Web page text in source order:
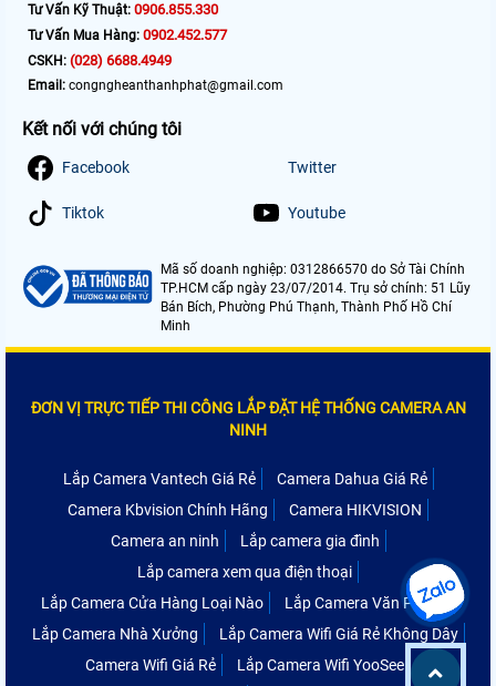
Tư Vấn Kỹ Thuật: 0906.855.330
Tư Vấn Mua Hàng: 0902.452.577
CSKH: (028) 6688.4949
Email: congngheanthanhphat@gmail.com
Kết nối với chúng tôi
Facebook Twitter
Tiktok Youtube
Mã số doanh nghiệp: 0312866570 do Sở Tài Chính
TP.HCM cấp ngày 23/07/2014. Trụ sở chính: 51 Lũy
Bán Bích, Phường Phú Thạnh, Thành Phố Hồ Chí
Minh
ĐƠN VỊ TRỰC TIẾP THI CÔNG LẮP ĐẶT HỆ THỐNG CAMERA AN
NINH
Lắp Camera Vantech Giá Rẻ
Camera Dahua Giá Rẻ
Camera Kbvision Chính Hãng
Camera HIKVISION
Camera an ninh
Lắp camera gia đình
Lắp camera xem qua điện thoại
Lắp Camera Cửa Hàng Loại Nào
Lắp Camera Văn Phòng
Lắp Camera Nhà Xưởng
Lắp Camera Wifi Giá Rẻ Không Dây
Camera Wifi Giá Rẻ
Lắp Camera Wifi YooSee